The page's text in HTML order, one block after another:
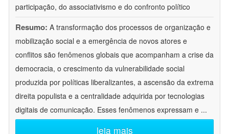
participação, do associativismo e do confronto político
Resumo: A transformação dos processos de organização e
mobilização social e a emergência de novos atores e
conflitos são fenômenos globais que acompanham a crise da
democracia, o crescimento da vulnerabilidade social
produzida por políticas liberalizantes, a ascensão da extrema
direita populista e a centralidade adquirida por tecnologias
digitais de comunicação. Esses fenômenos expressam e ...
leia mais